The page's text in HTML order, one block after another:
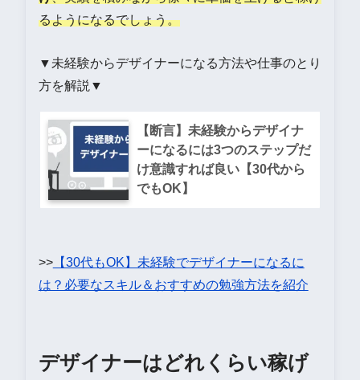
るようになるでしょう。
▼未経験からデザイナーになる方法や仕事のとり
方を解説▼
【断言】未経験からデザイナ
ーになるには3つのステップだ
け意識すれば良い【30代から
でもOK】
>>【30代もOK】未経験でデザイナーになるに
は？必要なスキル＆おすすめの勉強方法を紹介
デザイナーはどれくらい稼げ